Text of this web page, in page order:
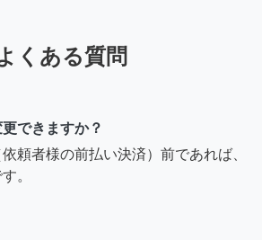
くある質問
できますか？
頼者様の前払い決済）前であれば、
。